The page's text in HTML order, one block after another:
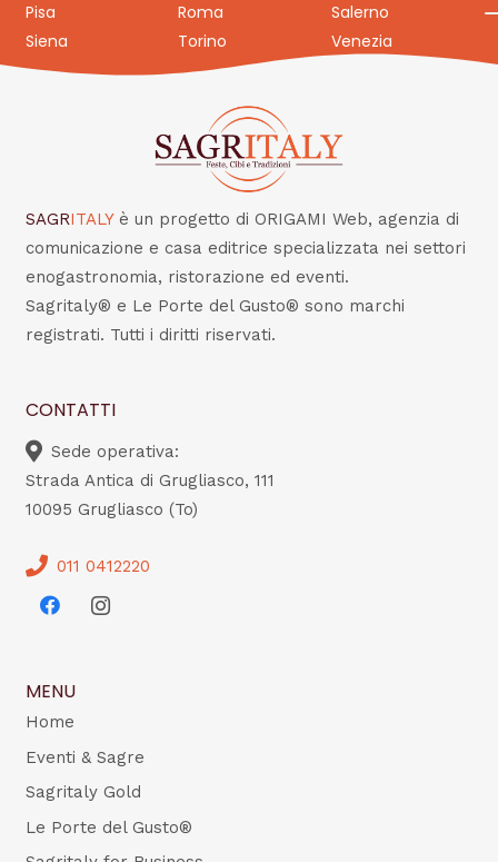
Pisa
Roma
Salerno
Siena
Torino Venezia
SAGRITALY è un progetto di ORIGAMI Web, agenzia di
comunicazione e casa editrice specializzata nei settori
enogastronomia, ristorazione ed eventi.
Sagritaly® e Le Porte del Gusto® sono marchi
registrati. Tutti i diritti riservati.
CONTATTI
Sede operativa:
Strada Antica di Grugliasco, 111
10095 Grugliasco (To)
011 0412220
MENU
Home
Eventi & Sagre
Sagritaly Gold
Le Porte del Gusto®